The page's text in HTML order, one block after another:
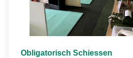
Obligatorisch Schiessen